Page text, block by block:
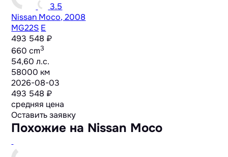
3.5
Nissan Moco, 2008
MG22S E
493 548 ₽
660 cm3
54,60 л.с.
58000 км
2026-08-03
493 548 ₽
средняя цена
Оставить заявку
Похожие на Nissan Moco